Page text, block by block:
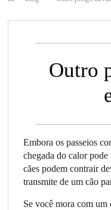
Outro
Embora os passeios
chegada do calor
cães podem contrair
transmite de um cão
Se você mora com um